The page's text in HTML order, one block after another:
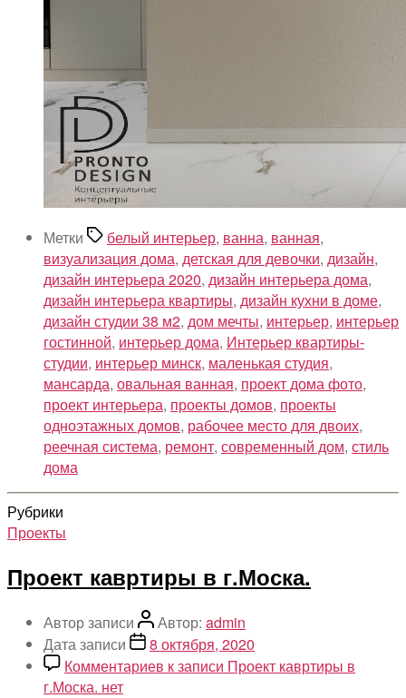
Метки белый интерьер, ванна, ванная,
визуализация дома, детская для девочки, дизайн,
дизайн интерьера 2020, дизайн интерьера дома,
дизайн интерьера квартиры, дизайн кухни в доме,
дизайн студии 38 м2, дом мечты, интерьер, интерьер
гостинной, интерьер дома, Интерьер квартиры-
студии, интерьер минск, маленькая студия,
мансарда, овальная ванная, проект дома фото,
проект интерьера, проекты домов, проекты
одноэтажных домов, рабочее место для двоих,
реечная система, ремонт, современный дом, стиль
дома
Рубрики
Проекты
Проект кавртиры в г.Моска.
Автор записи Автор: admin
Дата записи
8 октября, 2020
Комментариев к записи Проект кавртиры в
г.Моска. нет